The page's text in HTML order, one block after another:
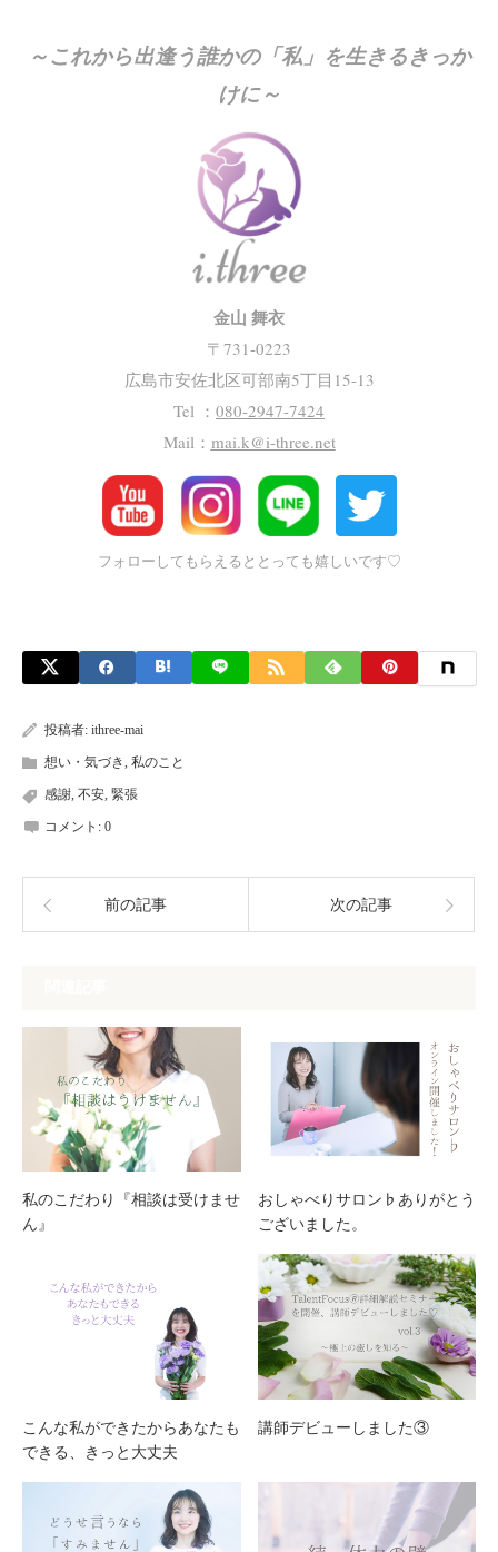
～これから出逢う誰かの「私」を生きるきっか
けに～
金山 舞衣
〒731-0223
広島市安佐北区可部南5丁目15-13
Tel ： 080-2947-7424
Mail： mai.k@i-three.net
フォローしてもらえるととっても嬉しいです♡
投稿者: ithree-mai
想い・気づき 私のこと
感謝 不安 緊張
コメント: 0
前の記事 次の記事
私のこだわり『相談は受けませ
ん』
おしゃべりサロン♭ありがとう
ございました。
こんな私ができたからあなたも
できる、きっと大丈夫
講師デビューしました③